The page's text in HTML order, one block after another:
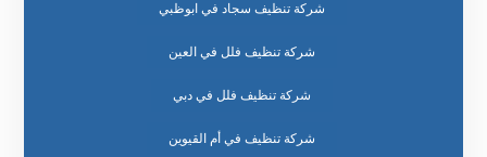
شركة تنظيف سجاد في ابوظبي
شركة تنظيف فلل في العين
شركة تنظيف فلل في دبي
شركة تنظيف في أم القيوين